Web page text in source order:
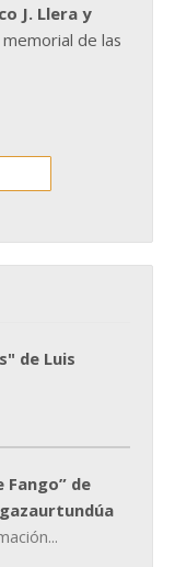
J. Llera y
de las
de Luis
Fango” de